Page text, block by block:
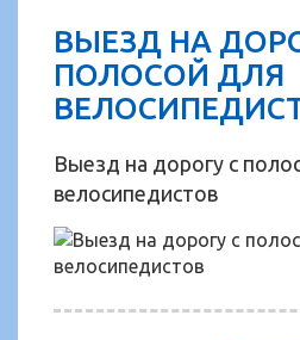
ВЫЕЗД НА
ПОЛОСОЙ ДЛЯ
Выезд на дорогу с
велосипедистов